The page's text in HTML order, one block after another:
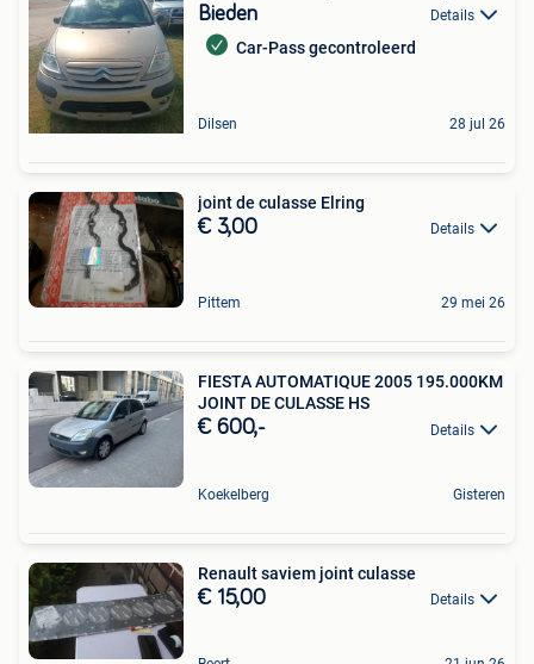
Bieden Details
Car-Pass gecontroleerd
Dilsen 28 jul 26
joint de culasse Elring
€ 3,00 Details
Pittem 29 mei 26
FIESTA AUTOMATIQUE 2005 195.000KM
JOINT DE CULASSE HS
€ 600,- Details
Koekelberg Gisteren
Renault saviem joint culasse
€ 15,00 Details